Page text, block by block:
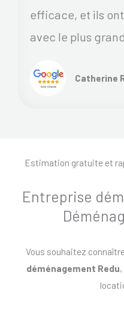
efficace, et ils
avec le plus
Catherine
Estimation gratuite et
Entreprise
Vous souhaitez
déménagement Redu